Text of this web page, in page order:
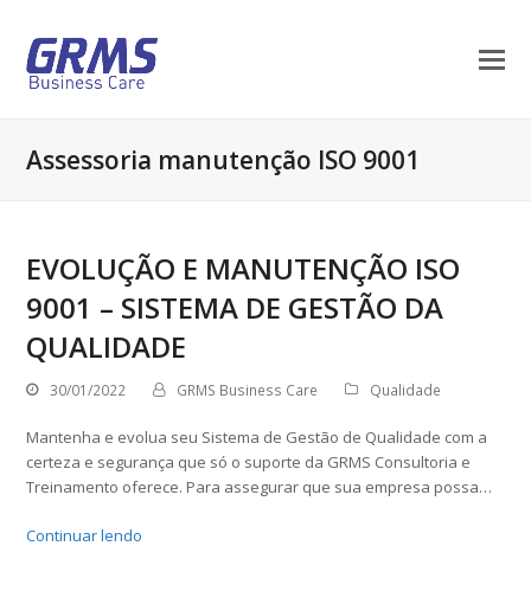
Assessoria manutenção ISO 9001
EVOLUÇÃO E MANUTENÇÃO ISO
9001 – SISTEMA DE GESTÃO DA
QUALIDADE
30/01/2022 GRMS Business Care Qualidade
Mantenha e evolua seu Sistema de Gestão de Qualidade com a
certeza e segurança que só o suporte da GRMS Consultoria e
Treinamento oferece. Para assegurar que sua empresa possa…
Continuar lendo